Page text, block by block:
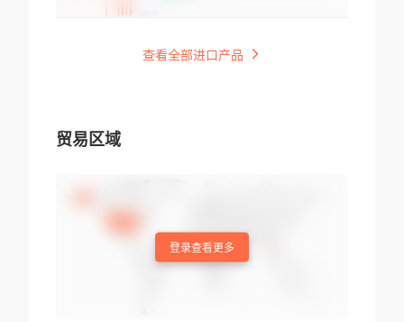
查看全部进口产品
贸易区域
登录查看更多